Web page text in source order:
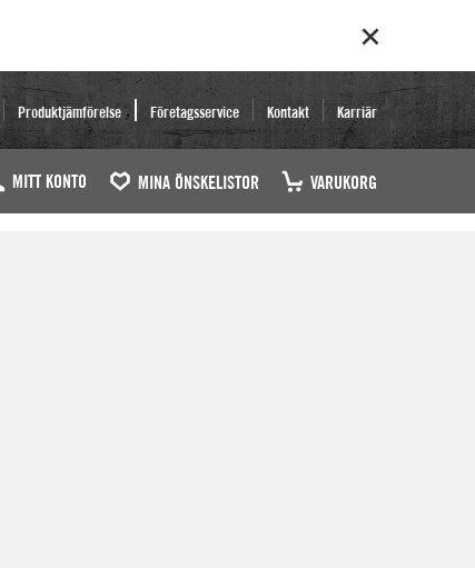
Produktjämförelse Företagsservice Kontakt Karriär
MITT KONTO MINA ÖNSKELISTOR VARUKORG